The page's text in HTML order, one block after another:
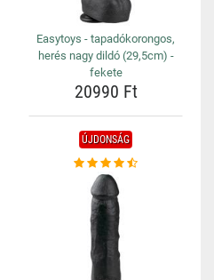
Easytoys - tapadókorongos,
herés nagy dildó (29,5cm) -
fekete
20990 Ft
ÚJDONSÁG